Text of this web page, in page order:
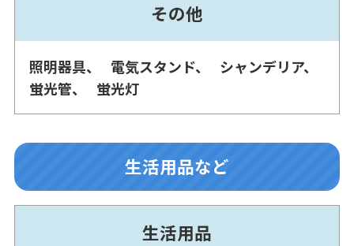
その他
照明器具 電気スタンド
シャンデリア
蛍光管
蛍光灯
生活用品など
生活用品